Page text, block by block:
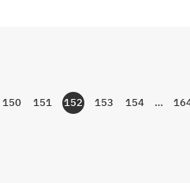
Zur Seite
150 Zur Seite
151 Zur Seite
152 Zur Seite
153 Zur Seite
154 …